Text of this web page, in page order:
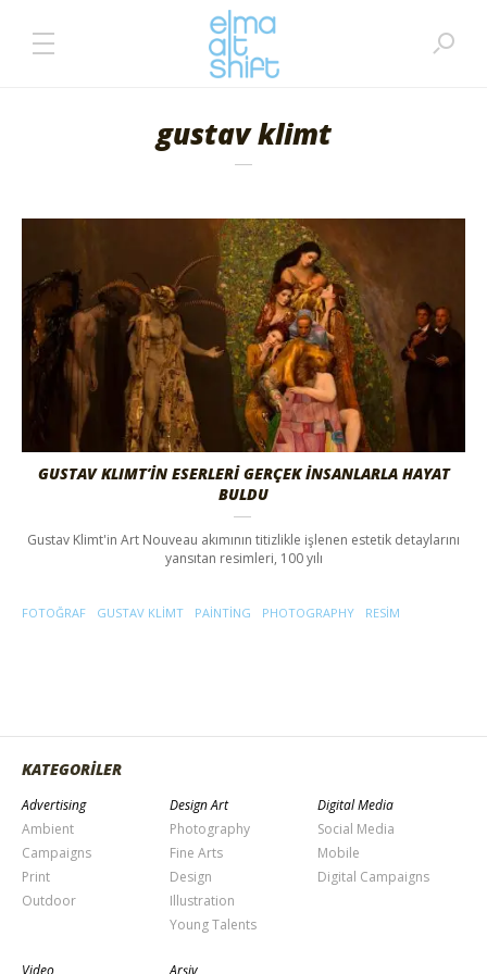
gustav klimt
GUSTAV KLIMT’İN ESERLERİ GERÇEK İNSANLARLA HAYAT
BULDU
Gustav Klimt'in Art Nouveau akımının titizlikle işlenen estetik detaylarını
yansıtan resimleri, 100 yılı
FOTOĞRAF GUSTAV KLIMT PAINTING PHOTOGRAPHY RESIM
KATEGORİLER
Advertising
Ambient
Campaigns
Print
Outdoor
Design Art
Photography
Fine Arts
Design
Illustration
Young Talents
Digital Media
Social Media
Mobile
Digital Campaigns
Video Arşiv